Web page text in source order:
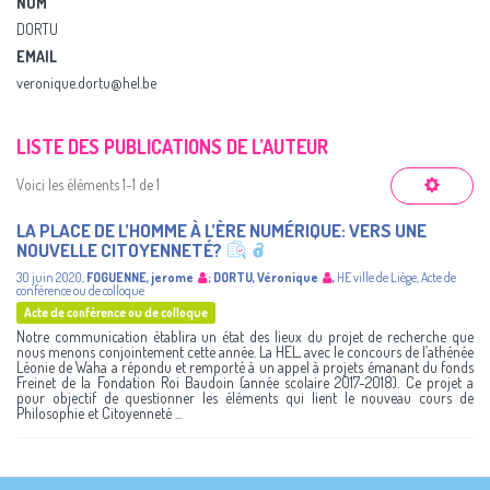
DORTU
EMAIL
veronique.dortu@hel.be
LISTE DES PUBLICATIONS DE L’AUTEUR
Voici les éléments 1-1 de 1
LA PLACE DE L’HOMME À L’ÈRE NUMÉRIQUE: VERS UNE
NOUVELLE CITOYENNETÉ?
30 juin 2020, FOGUENNE, jerome ; DORTU, Véronique , HE ville de Liège,Acte de
conférence ou de colloque
Acte de conférence ou de colloque
Notre communication établira un état des lieux du projet de recherche que
nous menons conjointement cette année. La HEL, avec le concours de l’athénée
Léonie de Waha a répondu et remporté à un appel à projets émanant du fonds
Freinet de la Fondation Roi Baudoin (année scolaire 2017-2018). Ce projet a
pour objectif de questionner les éléments qui lient le nouveau cours de
Philosophie et Citoyenneté ...